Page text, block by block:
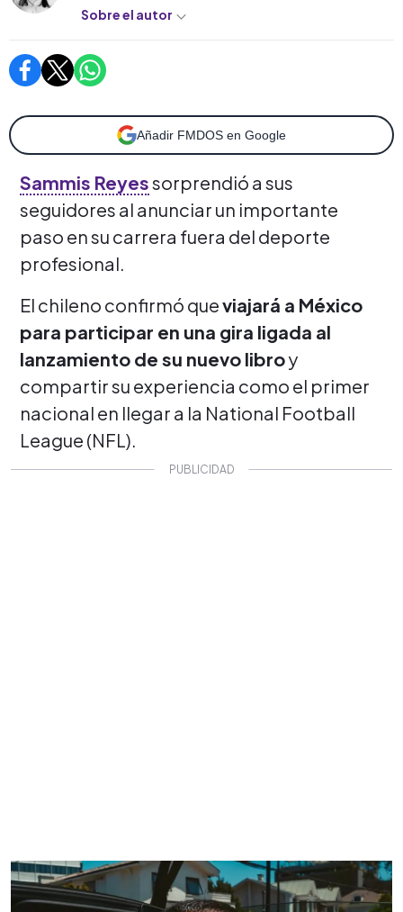
Sobre el autor
Añadir FMDOS en Google
Sammis Reyessorprendió a sus
seguidores al anunciar un importante
paso en su carrera fuera del deporte
profesional.
El chileno confirmó queviajará a México
para participar en una gira ligada al
lanzamiento de su nuevo libroy
compartir su experiencia como el primer
nacional en llegar a la National Football
League (NFL).